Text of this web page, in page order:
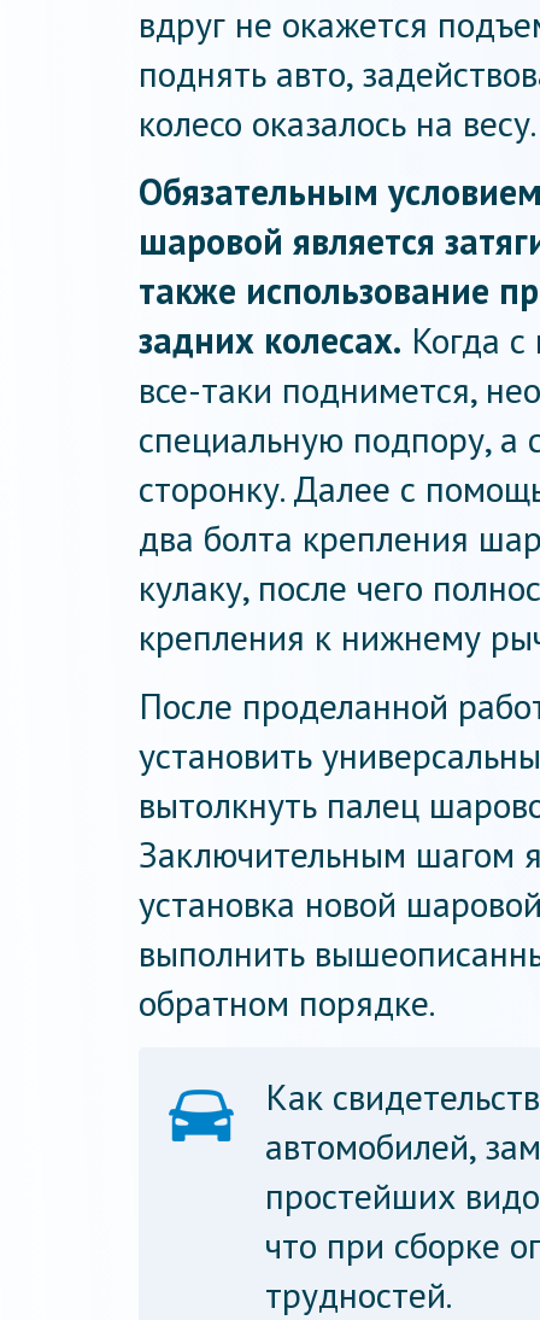
вдруг не окажется
поднять авто,
колесо оказалось на весу.
Обязательным
шаровой является
также использование
задних колесах. Когда
все-таки поднимется,
специальную подпору, а
сторонку. Далее с
два болта крепления
кулаку, после чего
крепления к нижнему
После проделанной
установить
вытолкнуть палец
Заключительным шагом
установка новой
выполнить
обратном порядке.
Как
автомобилей,
простейших
что при сборке
трудностей.